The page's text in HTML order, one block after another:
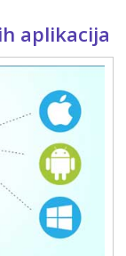
aplikacija